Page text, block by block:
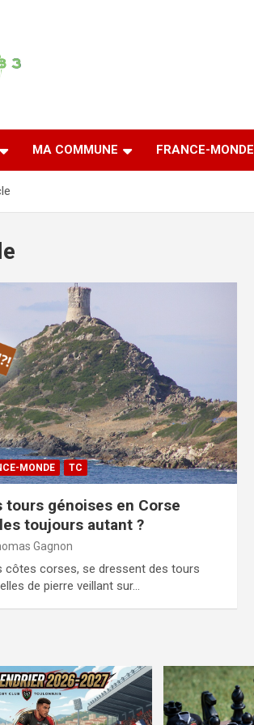
83
MA COMMUNE FRANCE-MONDE
MONDE TC
tours génoises en Corse
toujours autant ?
Gagnon
côtes corses, se dressent des tours
de pierre veillant sur…